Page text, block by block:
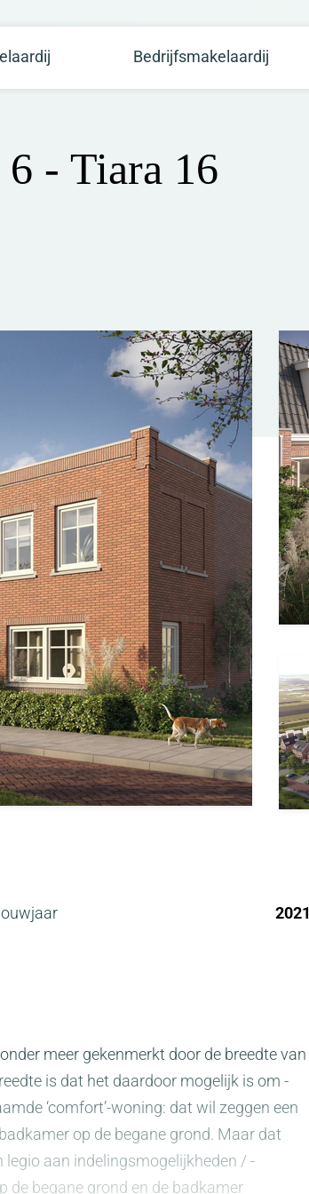
Bedrijfsmakelaardij
- Tiara 16
2021
meer gekenmerkt door de breedte van
is dat het daardoor mogelijk is om -
‘comfort’-woning: dat wil zeggen een
op de begane grond. Maar dat
aan indelingsmogelijkheden / -
de begane grond en de badkamer